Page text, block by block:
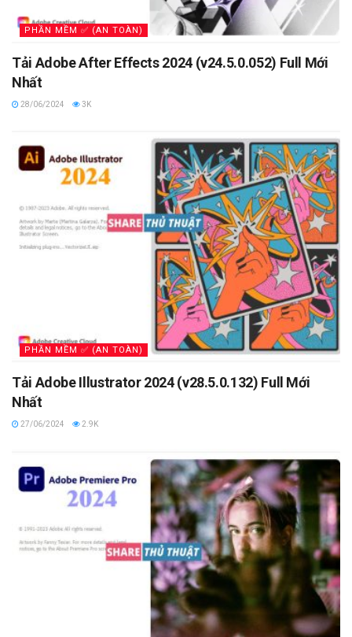
PHẦN MỀM ✅ (AN TOÀN)
Tải Adobe After Effects 2024 (v24.5.0.052) Full Mới
Nhất
28/06/2024 3K
PHẦN MỀM ✅ (AN TOÀN)
Tải Adobe Illustrator 2024 (v28.5.0.132) Full Mới
Nhất
27/06/2024 2.9K